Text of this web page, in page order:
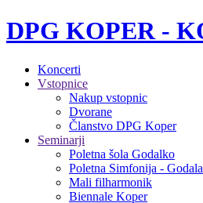
DPG KOPER -
Koncerti
Vstopnice
Nakup vstopnic
Dvorane
Članstvo DPG Koper
Seminarji
Poletna šola Godalko
Poletna Simfonija - Godala
Mali filharmonik
Biennale Koper